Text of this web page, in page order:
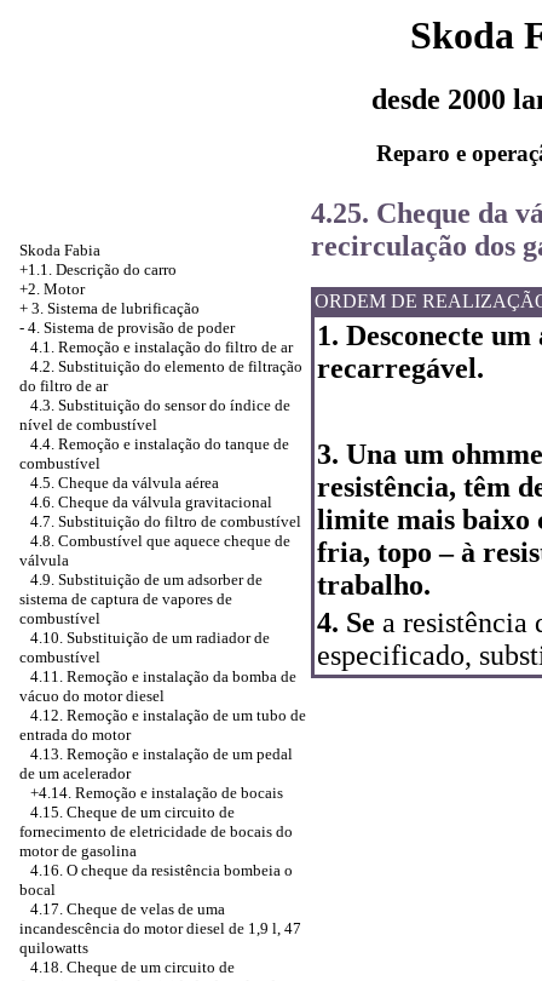
Skoda
desde 2000
Reparo e
Skoda Fabia
+1.1. Descrição do carro
+2. Motor
+ 3. Sistema de lubrificação
- 4. Sistema de provisão de poder
4.1. Remoção e instalação do filtro de ar
4.2. Substituição do elemento de filtração
do filtro de ar
4.3. Substituição do sensor do índice de
nível de combustível
4.4. Remoção e instalação do tanque de
combustível
4.5. Cheque da válvula aérea
4.6. Cheque da válvula gravitacional
4.7. Substituição do filtro de combustível
4.8. Combustível que aquece cheque de
válvula
4.9. Substituição de um adsorber de
sistema de captura de vapores de
combustível
4.10. Substituição de um radiador de
combustível
4.11. Remoção e instalação da bomba de
vácuo do motor diesel
4.12. Remoção e instalação de um tubo de
entrada do motor
4.13. Remoção e instalação de um pedal
de um acelerador
+4.14. Remoção e instalação de bocais
4.15. Cheque de um circuito de
fornecimento de eletricidade de bocais do
motor de gasolina
4.16. O cheque da resistência bombeia o
bocal
4.17. Cheque de velas de uma
incandescência do motor diesel de 1,9 l, 47
quilowatts
4.18. Cheque de um circuito de
4.25. Cheque da
recirculação dos
ORDEM DE
1. Desconecte
recarregável.
3. Una um
resistência, têm
limite mais baixo
fria, topo – à
trabalho.
4. Se a resistência
especificado,